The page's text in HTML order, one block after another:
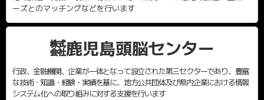
ーズとのマッチングなどを行います
㍿鹿児島頭脳センター
行政、金融機関、企業が一体となって設立された第三セクターであり、豊富
な技術・知識・経験・実績を基に、地方公共団体及び県内企業における情報
システム化への取り組みに対する支援を行います